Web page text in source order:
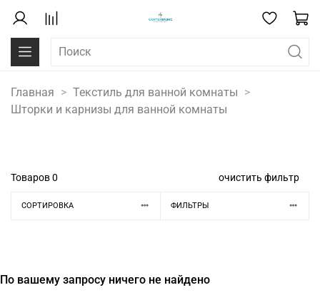
Главная
Текстиль для ванной комнаты
Шторки и карнизы для ванной комнаты
Товаров0 очистить фильтр
СОРТИРОВКА ФИЛЬТРЫ
По вашему запросу ничего не найдено